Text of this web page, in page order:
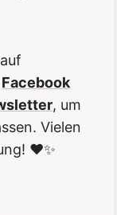
Facebook
, um
Vielen
❤️✨